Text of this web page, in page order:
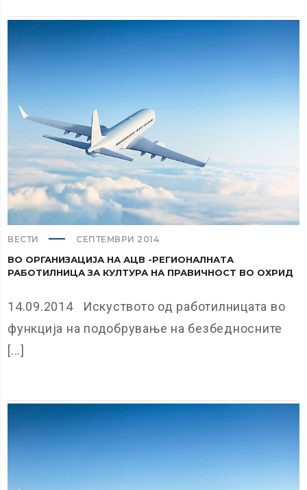
ВЕСТИ СЕПТЕМВРИ 2014
ВО ОРГАНИЗАЦИЈА НА АЦВ -РЕГИОНАЛНАТА
РАБОТИЛНИЦА ЗА КУЛТУРА НА ПРАВИЧНОСТ ВО ОХРИД
14.09.2014 Искуството од работилницата во
функција на подобрување на безбедносните
[...]